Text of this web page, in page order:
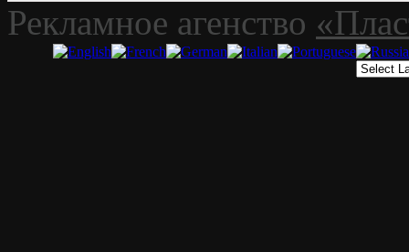
Рекламное агенство